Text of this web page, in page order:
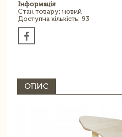
Інформація
Стан товару: новий
Доступна кількість: 93
ОПИС